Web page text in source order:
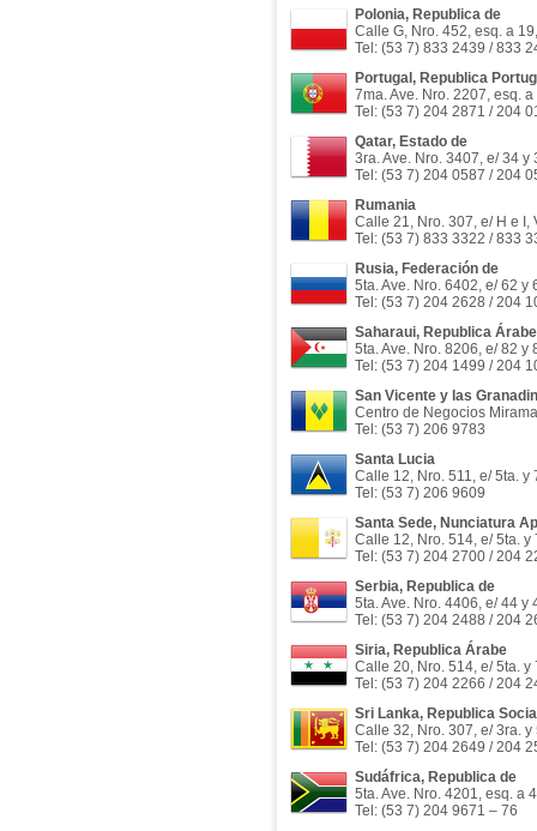
Polonia, Republica de
Calle G, Nro. 452, esq. a
Tel: (53 7) 833 2439 / 833
Portugal, Republica
7ma. Ave. Nro. 2207, esq.
Tel: (53 7) 204 2871 / 204
Qatar, Estado de
3ra. Ave. Nro. 3407, e/ 34 y
Tel: (53 7) 204 0587 / 204
Rumania
Calle 21, Nro. 307, e/ H e I,
Tel: (53 7) 833 3322 / 833
Rusia, Federación de
5ta. Ave. Nro. 6402, e/ 62 y
Tel: (53 7) 204 2628 / 204
Saharaui, Republica
5ta. Ave. Nro. 8206, e/ 82 y
Tel: (53 7) 204 1499 / 204
San Vicente y las
Centro de Negocios
Tel: (53 7) 206 9783
Santa Lucia
Calle 12, Nro. 511, e/ 5ta. y
Tel: (53 7) 206 9609
Santa Sede, Nunciatura
Calle 12, Nro. 514, e/ 5ta. y
Tel: (53 7) 204 2700 / 204
Serbia, Republica de
5ta. Ave. Nro. 4406, e/ 44 y
Tel: (53 7) 204 2488 / 204
Siria, Republica Árabe
Calle 20, Nro. 514, e/ 5ta. y
Tel: (53 7) 204 2266 / 204
Sri Lanka, Republica
Calle 32, Nro. 307, e/ 3ra. y
Tel: (53 7) 204 2649 / 204
Sudáfrica, Republica de
5ta. Ave. Nro. 4201, esq. a
Tel: (53 7) 204 9671 – 76